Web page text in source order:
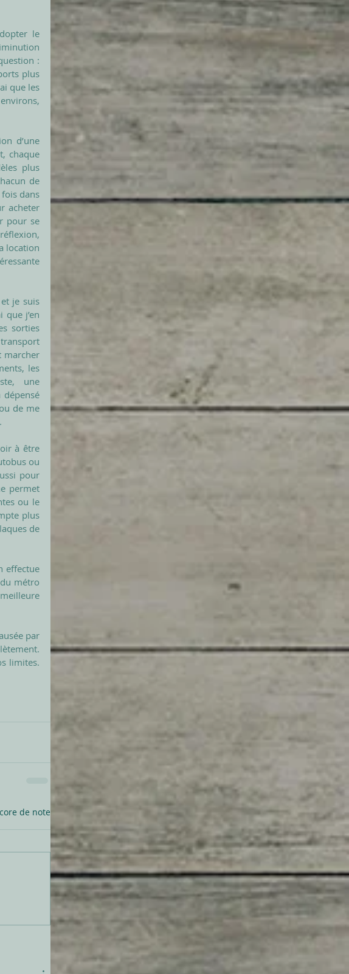
le
:
plus
que les
d’une
chaque
plus
de
dans
acheter
pour se
location
je suis
j’en
sorties
marcher
les
une
de me
à être
ou
pour
permet
ou le
plus
de
effectue
métro
par
limites.
de note